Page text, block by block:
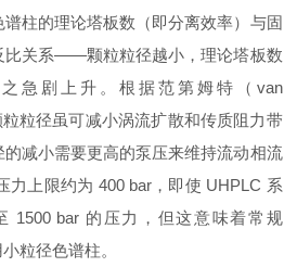
柱的理论塔板数（即分离效率）与固
比关系——颗粒粒径越小，理论塔板数
急剧上升。根据范第姆特（van
粒径虽可减小涡流扩散和传质阻力带
减小需要更高的泵压来维持流动相流
力上限约为 400 bar，即使 UHPLC 系
1500 bar 的压力，但这意味着常规
粒径色谱柱。